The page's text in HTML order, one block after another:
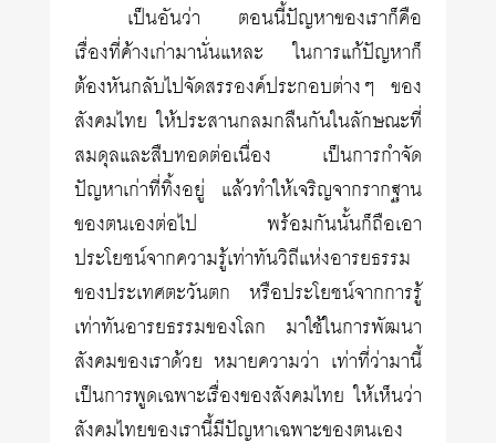
เป็นอันว่า ตอนนี้ปัญหาของเราก็คือ
เรื่องที่ค้างเก่ามานั่นแหละ ในการแก้ปัญหาก็
ต้องหันกลับไปจัดสรรองค์ประกอบต่างๆ ของ
สังคมไทย ให้ประสานกลมกลืนกันในลักษณะที่
สมดุลและสืบทอดต่อเนื่อง เป็นการกำจัด
ปัญหาเก่าที่ทิ้งอยู่ แล้วทำให้เจริญจากรากฐาน
ของตนเองต่อไป พร้อมกันนั้นก็ถือเอา
ประโยชน์จากความรู้เท่าทันวิถีแห่งอารยธรรม
ของประเทศตะวันตก หรือประโยชน์จากการรู้
เท่าทันอารยธรรมของโลก มาใช้ในการพัฒนา
สังคมของเราด้วย หมายความว่า เท่าที่ว่ามานี้
เป็นการพูดเฉพาะเรื่องของสังคมไทย ให้เห็นว่า
สังคมไทยของเรานี้มีปัญหาเฉพาะของตนเอง